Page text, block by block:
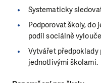
Systematicky
Podporovat školy, do
podíl sociálně
Vytvářet předpoklady
jednotlivými školami.